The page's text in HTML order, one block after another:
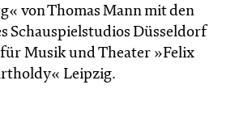
von Thomas Mann mit den
Schauspielstudios Düsseldorf
Musik und Theater »Felix
Leipzig.